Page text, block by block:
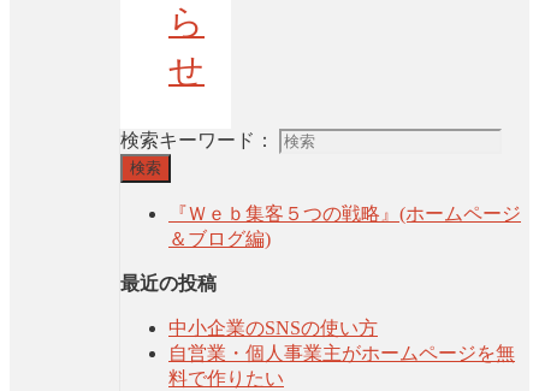
ら
せ
検索キーワード：
検索
『Ｗｅｂ集客５つの戦略』(ホームページ
＆ブログ編)
最近の投稿
中小企業のSNSの使い方
自営業・個人事業主がホームページを無
料で作りたい